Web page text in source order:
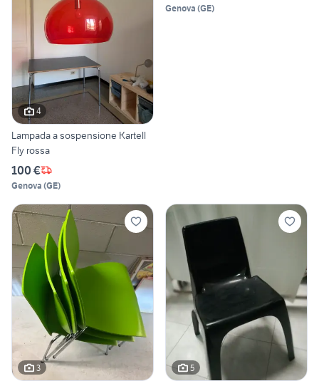
4
Lampada a sospensione Kartell
Fly rossa
100 €
Genova (GE)
Genova (GE)
3 5